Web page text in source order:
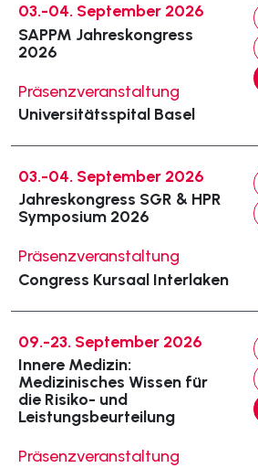
03.-04. September 2026
SAPPM Jahreskongress
2026
Präsenzveranstaltung
Universitätsspital Basel
03.-04. September 2026
Jahreskongress SGR & HPR
Symposium 2026
Präsenzveranstaltung
Congress Kursaal Interlaken
09.-23. September 2026
Innere Medizin:
Medizinisches Wissen für
die Risiko- und
Leistungsbeurteilung
Präsenzveranstaltung